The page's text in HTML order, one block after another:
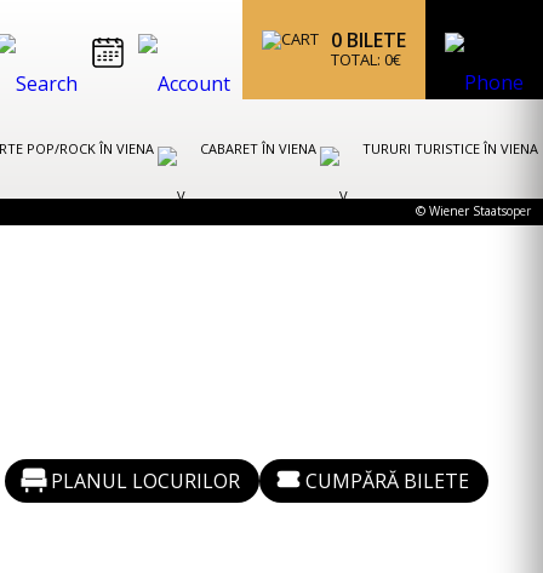
0 BILETE
TOTAL: 0€
POP/ROCK ÎN VIENA CABARET ÎN VIENA TURURI TURISTICE ÎN VIENA
© Wiener Staatsoper
PLANUL LOCURILOR CUMPĂRĂ BILETE